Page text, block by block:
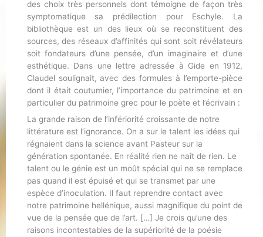
des choix très personnels dont témoigne de façon très
symptomatique sa prédilection pour Eschyle. La
bibliothèque est un des lieux où se reconstituent des
sources, des réseaux d’affinités qui sont soit révélateurs
soit fondateurs d’une pensée, d’un imaginaire et d’une
esthétique. Dans une lettre adressée à Gide en 1912,
Claudel soulignait, avec des formules à l’emporte-pièce
dont il était coutumier, l’importance du patrimoine et en
particulier du patrimoine grec pour le poète et l’écrivain :
La grande raison de l’infériorité croissante de notre
littérature est l’ignorance. On a sur le talent les idées qui
régnaient dans la science avant Pasteur sur la
génération spontanée. En réalité rien ne naît de rien. Le
talent ou le génie est un moût spécial qui ne se remplace
pas quand il est épuisé et qui se transmet par une
espèce d’inoculation. Il faut reprendre contact avec
notre patrimoine hellénique, aussi magnifique du point de
vue de la pensée que de l’art. […] Je crois qu’une des
raisons incontestables de la supériorité de la poésie